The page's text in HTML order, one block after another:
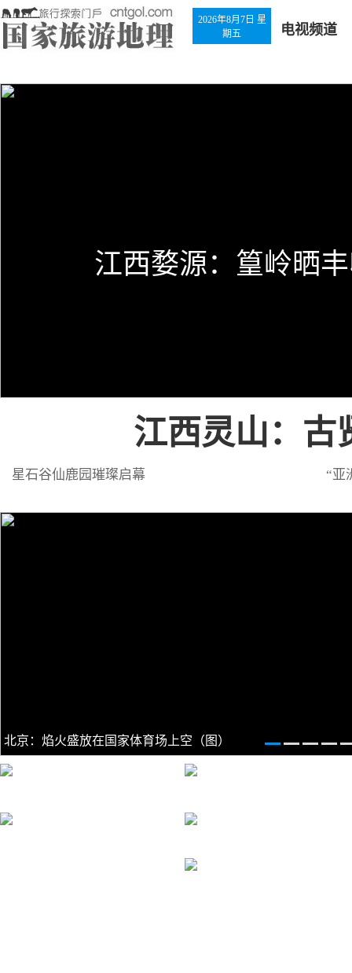
2026年8月7日 星
期五
电视频道
江西上饶：灵山，
探野嘉花溪谷巨石
西藏申扎：黑颈鹤
江苏盐城：麋鹿乐
贵州从江：欢庆芦
江西婺源：篁岭晒
世界上最大的苗族
狭窄的城市——云南
秋色禾木
江西灵山：古
星石谷仙鹿园璀璨启幕 “亚
北京：焰火盛放在国家体育场上空（图）
北京：焰火盛放在国家体育场上空（图）
甘孜州丹巴县：名不虚传的川西“颜值”担当
北京：2020年中国国际服务贸易交易会难忘的
国家旅游地理：江西灵山风景美图袭来，九月